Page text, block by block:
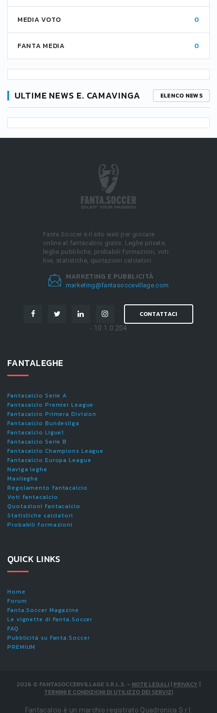
MEDIA VOTO 0
FANTA MEDIA 0
ULTIME NEWS E. CAMAVINGA ELENCO NEWS
Fanta.Soccer è il sito web per giocare
online al fantacalcio gratis. Leghe private,
leghe pubbliche, probabili formazioni, voti
live, statistiche, quotazioni calciatori.
MARKETING E PUBBLICITÀ
marketing@fantasoccevillage.com
CONTATTACI
- 10.1.0.204
FANTALEGHE
Fantacalcio Serie A
Fantacalcio Premier League
Fantacalcio Primera Division
Fantacalcio Bundesliga
Fantacalcio Ligue1
Fantacalcio Serie B
Fantacalcio Champions League
Fantacalcio Europa League
Naviga leghe
Maxileghe
Regolamento fantacalcio
Voti fantacalcio
Quotazioni fantacalcio
Statistiche calciatori
Probabili formazioni
QUICK LINKS
Home
Forum
Fanta.Soccer Magazine
Le vignette di Fanta.Soccer
FAQ
Pubblicità su Fanta.Soccer
PREMIUM
2026 © FANTASOCCERVILLAGE S.R.L.S. - NOTE LEGALI | PRIVACY |
TERMINI E CONDIZIONI DI UTILIZZO DEI SERVIZI
Fantacalcio è un marchio registrato Quadronica S.r.l.